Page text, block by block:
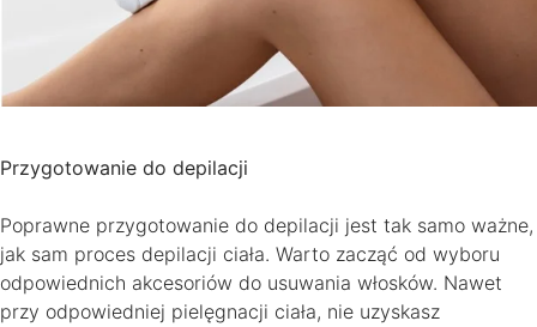
Przygotowanie do depilacji
Poprawne przygotowanie do depilacji jest tak samo ważne,
jak sam proces depilacji ciała. Warto zacząć od wyboru
odpowiednich akcesoriów do usuwania włosków. Nawet
przy odpowiedniej pielęgnacji ciała, nie uzyskasz